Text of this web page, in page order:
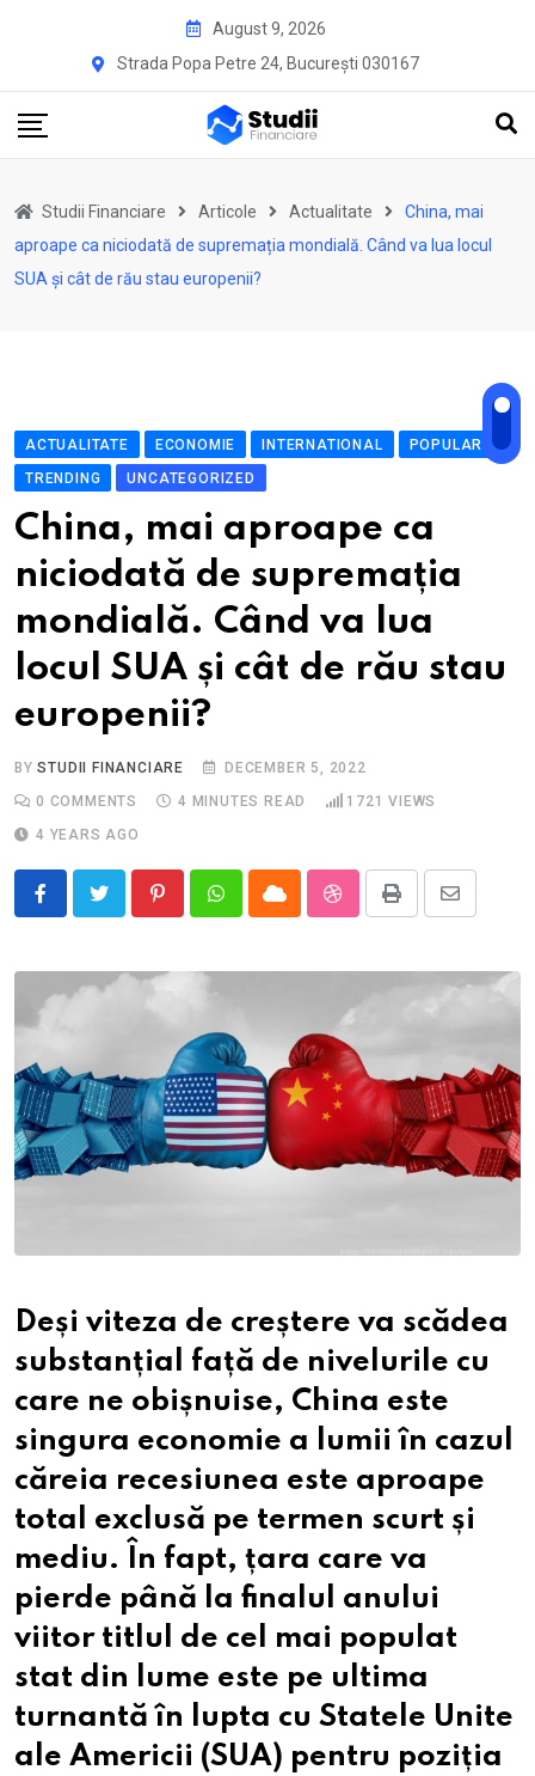
August 9, 2026
Strada Popa Petre 24, București 030167
Studii Financiare Articole Actualitate
China, mai
aproape ca niciodată de supremația mondială. Când va lua locul
SUA și cât de rău stau europenii?
ACTUALITATE ECONOMIE INTERNATIONAL
POPULAR
TRENDING
UNCATEGORIZED
China, mai aproape ca
niciodată de supremația
mondială. Când va lua
locul SUA și cât de rău stau
europenii?
BYSTUDII FINANCIARE
DECEMBER 5, 2022
0 COMMENTS 4 MINUTES READ 1721 VIEWS
4 YEARS AGO
PinterestWhatsappCloud StumbleUpon
Print
Share
Email
Deși viteza de creștere va scădea
substanțial față de nivelurile cu
care ne obișnuise, China este
singura economie a lumii în cazul
căreia recesiunea este aproape
total exclusă pe termen scurt și
mediu. În fapt, țara care va
pierde până la finalul anului
viitor titlul de cel mai populat
stat din lume este pe ultima
turnantă în lupta cu Statele Unite
ale Americii (SUA) pentru poziția